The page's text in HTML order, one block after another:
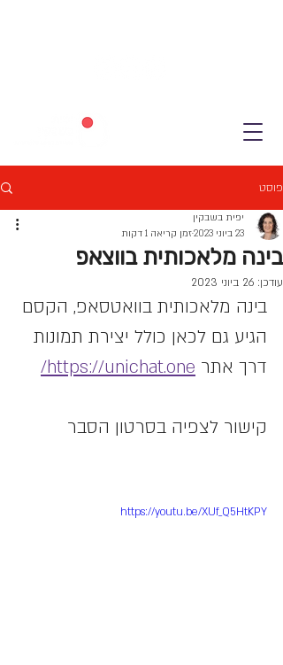
פוסט
בינה מלאכותית בווצאפ
יפית בשבקין
23 ביוני 2023
זמן קריאה 1 דקות
עודכן: 26 ביוני 2023
בינה מלאכותית בוואטסאפ, הקסם
הגיע גם לכאן כולל יצירת תמונות
דרך אתר https://unichat.one/
קישור לצפיה בסרטון הסבר
https://youtu.be/XUf_Q5HtKPY